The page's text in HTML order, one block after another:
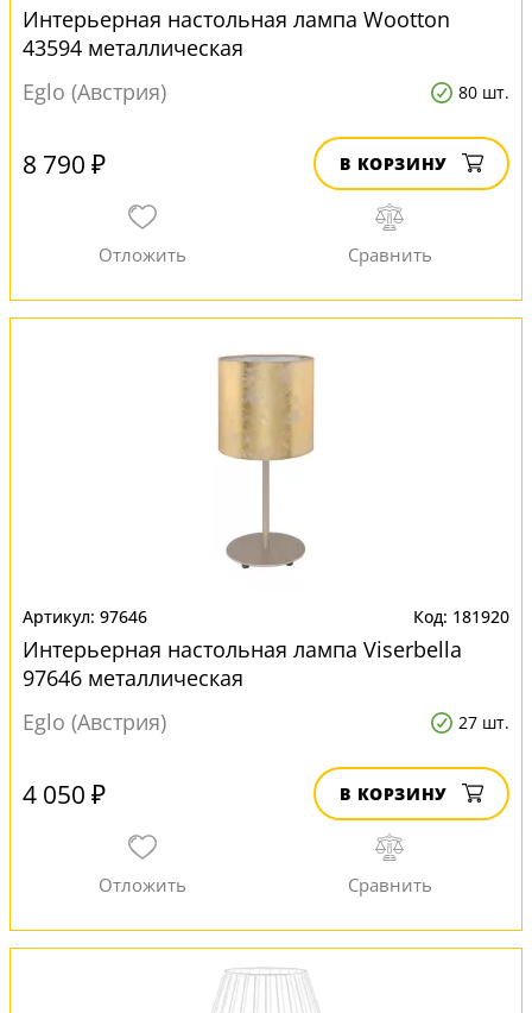
Интерьерная настольная лампа Wootton
43594 металлическая
Eglo (Австрия)
80 шт.
8 790 ₽ В КОРЗИНУ
97646 181920
Интерьерная настольная лампа Viserbella
97646 металлическая
Eglo (Австрия)
27 шт.
4 050 ₽ В КОРЗИНУ